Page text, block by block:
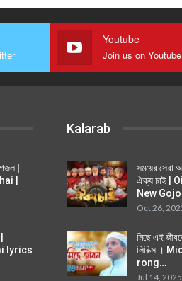
Youtube
Join us on Youtube
|
|
lyrics
Kalarab
সময়ের সেরা
ঐক্য চাই |
New
Oct 26,
মিছে এই
লিরিক্স ।
rong…
Jul 14, 2025